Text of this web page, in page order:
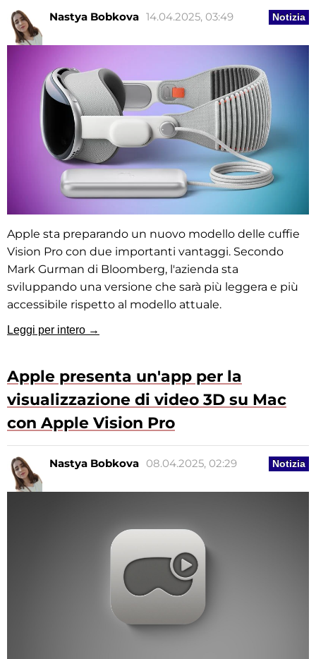
Notizia
Nastya Bobkova 14.04.2025, 03:49
Apple sta preparando un nuovo modello delle cuffie
Vision Pro con due importanti vantaggi. Secondo
Mark Gurman di Bloomberg, l'azienda sta
sviluppando una versione che sarà più leggera e più
accessibile rispetto al modello attuale.
Leggi per intero →
Apple presenta un'app per la
visualizzazione di video 3D su Mac
con Apple Vision Pro
Notizia
Nastya Bobkova 08.04.2025, 02:29